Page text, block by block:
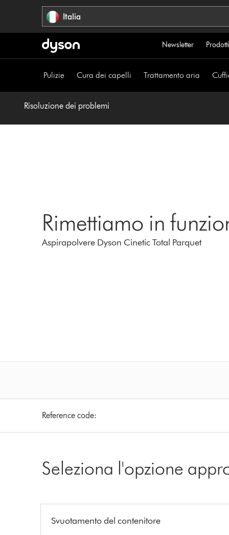
Italia
Newsletter
Pulizie Cura dei capelli Trattamento aria
Risoluzione dei problemi
Rimettiamo in
Aspirapolvere Dyson Cinetic Total Parquet
Reference code:
Seleziona l'opzione
Svuotamento del contenitore